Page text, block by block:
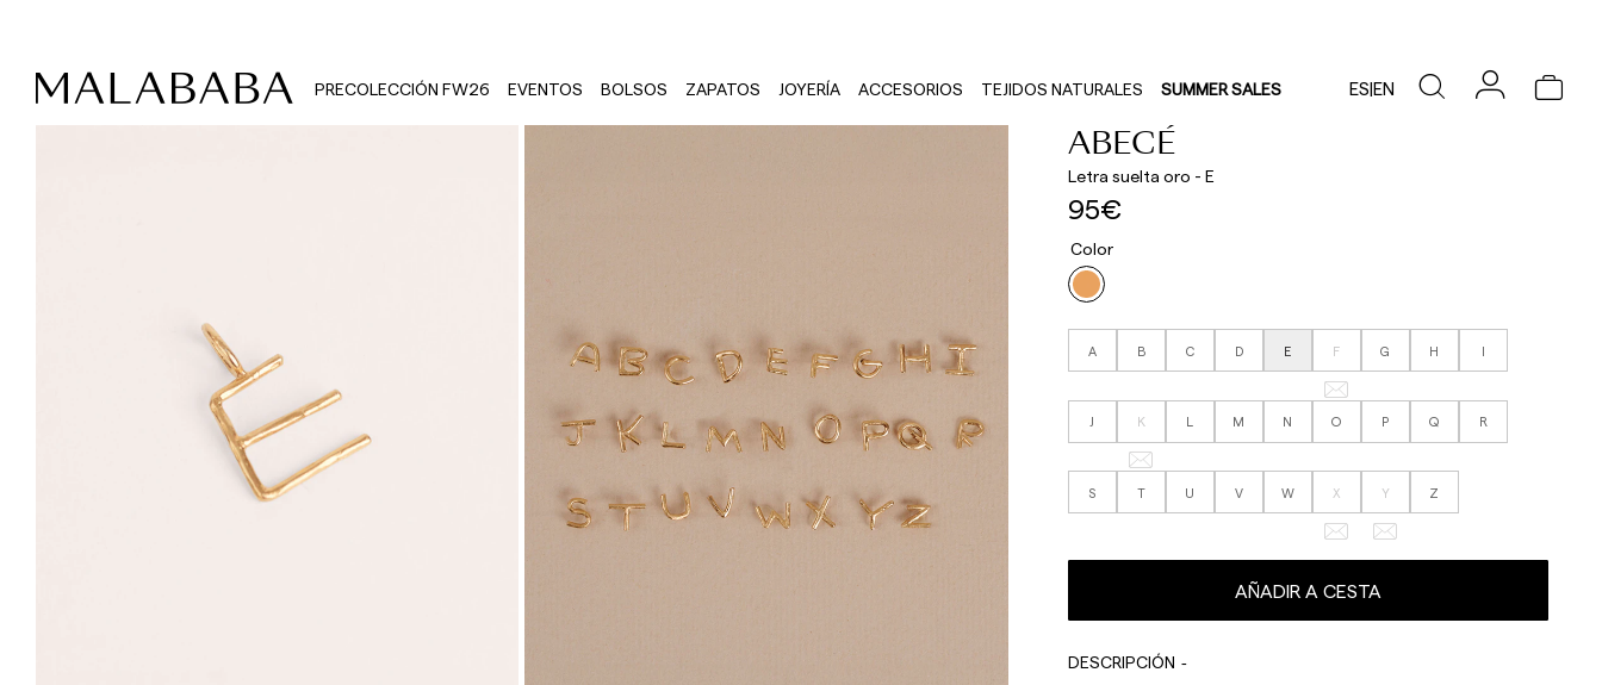
PRECOLECCIÓN FW26 EVENTOS BOLSOS ZAPATOS JOYERÍA ACCESORIOS TEJIDOS NATURALES SUMMER SALES ES|EN
ABECÉ
Letra suelta oro - E
95€
Color
A B C D E F G H I
J K L M N O P Q R
S T U V W X Y Z
AÑADIR A CESTA
DESCRIPCIÓN
Los plazos de entrega son los siguientes:
Envíos nacionales:
España (península): 1-3 días laborables. Excepto pre-